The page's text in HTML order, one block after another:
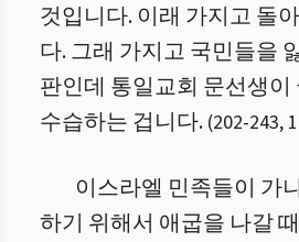
것입니다. 이래 가지고 돌
다. 그래 가지고 국민들을
판인데 통일교회 문선생이
수습하는 겁니다. (202-243,
이스라엘 민족들이 가
하기 위해서 애굽을 나갈